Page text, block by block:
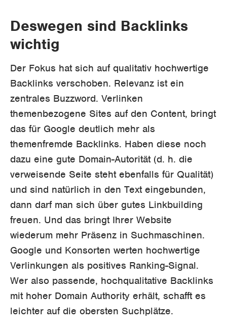
Deswegen sind Backlinks
wichtig
Der Fokus hat sich auf qualitativ hochwertige
Backlinks verschoben. Relevanz ist ein
zentrales Buzzword. Verlinken
themenbezogene Sites auf den Content, bringt
das für Google deutlich mehr als
themenfremde Backlinks. Haben diese noch
dazu eine gute Domain-Autorität (d. h. die
verweisende Seite steht ebenfalls für Qualität)
und sind natürlich in den Text eingebunden,
dann darf man sich über gutes Linkbuilding
freuen. Und das bringt Ihrer Website
wiederum mehr Präsenz in Suchmaschinen.
Google und Konsorten werten hochwertige
Verlinkungen als positives Ranking-Signal.
Wer also passende, hochqualitative Backlinks
mit hoher Domain Authority erhält, schafft es
leichter auf die obersten Suchplätze.